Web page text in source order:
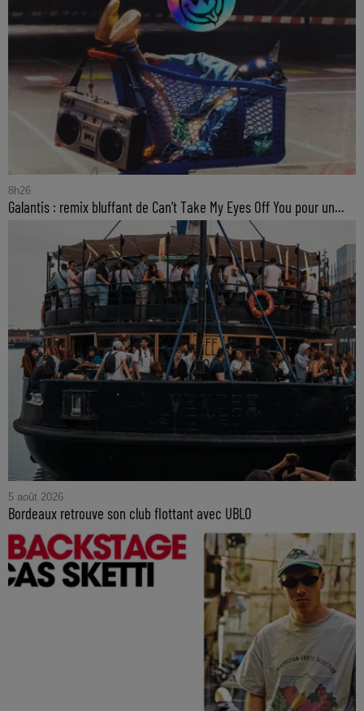
8h26
Galantis : remix bluffant de Can’t Take My Eyes Off You pour un...
5 août 2026
Bordeaux retrouve son club flottant avec UBLO